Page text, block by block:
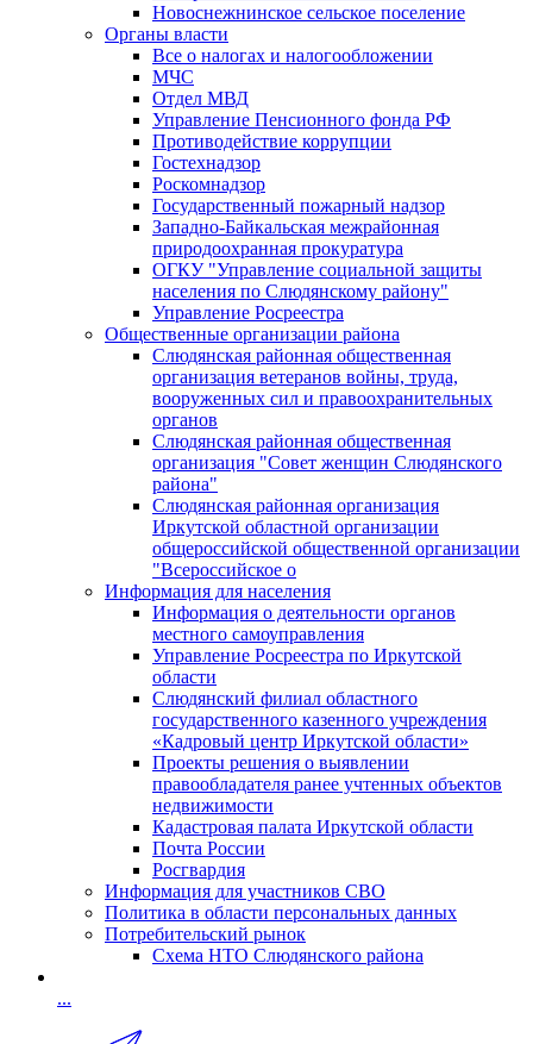
Новоснежнинское сельское поселение
Органы власти
Все о налогах и налогообложении
МЧС
Отдел МВД
Управление Пенсионного фонда РФ
Противодействие коррупции
Гостехнадзор
Роскомнадзор
Государственный пожарный надзор
Западно-Байкальская межрайонная
природоохранная прокуратура
ОГКУ "Управление социальной защиты
населения по Слюдянскому району"
Управление Росреестра
Общественные организации района
Слюдянская районная общественная
организация ветеранов войны, труда,
вооруженных сил и правоохранительных
органов
Слюдянская районная общественная
организация "Совет женщин Слюдянского
района"
Слюдянская районная организация
Иркутской областной организации
общероссийской общественной организации
"Всероссийское о
Информация для населения
Информация о деятельности органов
местного самоуправления
Управление Росреестра по Иркутской
области
Слюдянский филиал областного
государственного казенного учреждения
«Кадровый центр Иркутской области»
Проекты решения о выявлении
правообладателя ранее учтенных объектов
недвижимости
Кадастровая палата Иркутской области
Почта России
Росгвардия
Информация для участников СВО
Политика в области персональных данных
Потребительский рынок
Схема НТО Слюдянского района
...